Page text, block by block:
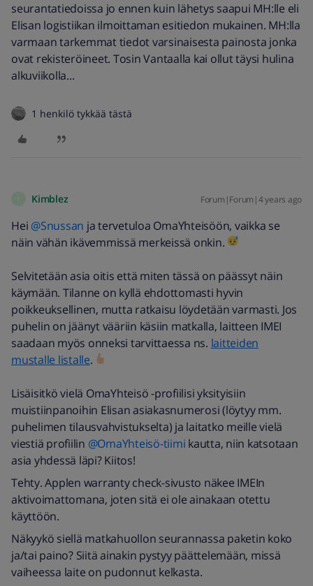
seurantatiedoissa jo ennen kuin lähetys saapui MH:lle eli
Elisan logistiikan ilmoittaman esitiedon mukainen. MH:lla
varmaan tarkemmat tiedot varsinaisesta painosta jonka
ovat rekisteröineet. Tosin Vantaalla kai ollut täysi hulina
alkuviikolla...
1 henkilö tykkää tästä
Kimblez Forum|Forum|4 years ago
Hei @Snussan ja tervetuloa OmaYhteisöön, vaikka se
näin vähän ikävemmissä merkeissä onkin.
Selvitetään asia oitis että miten tässä on päässyt näin
käymään. Tilanne on kyllä ehdottomasti hyvin
poikkeuksellinen, mutta ratkaisu löydetään varmasti. Jos
puhelin on jäänyt vääriin käsiin matkalla, laitteen IMEI
saadaan myös onneksi tarvittaessa ns. laitteiden
mustalle listalle.
Lisäisitkö vielä OmaYhteisö -profiilisi yksityisiin
muistiinpanoihin Elisan asiakasnumerosi (löytyy mm.
puhelimen tilausvahvistukselta) ja laitatko meille vielä
viestiä profiilin @OmaYhteisö-tiimi kautta, niin katsotaan
asia yhdessä läpi? Kiitos!
Tehty. Applen warranty check-sivusto näkee IMEIn
aktivoimattomana, joten sitä ei ole ainakaan otettu
käyttöön.
Näkyykö siellä matkahuollon seurannassa paketin koko
ja/tai paino? Siitä ainakin pystyy päättelemään, missä
vaiheessa laite on pudonnut kelkasta.